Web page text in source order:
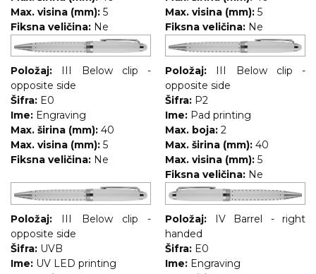
Max. visina (mm): 5
Fiksna veličina: Ne
Max. visina (mm): 5
Fiksna veličina: Ne
Položaj:
III Below clip -
opposite side
Šifra: E0
Ime: Engraving
Max. širina (mm): 40
Max. visina (mm): 5
Fiksna veličina: Ne
Položaj:
III Below clip -
opposite side
Šifra: P2
Ime: Pad printing
Max. boja: 2
Max. širina (mm): 40
Max. visina (mm): 5
Fiksna veličina: Ne
Položaj:
III Below clip -
opposite side
Šifra: UVB
Ime: UV LED printing
Položaj:
IV Barrel - right
handed
Šifra: E0
Ime: Engraving